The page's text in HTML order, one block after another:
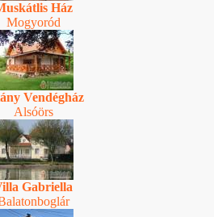
Ház
Mogyoród
Vendégház
Alsóörs
Gabriella